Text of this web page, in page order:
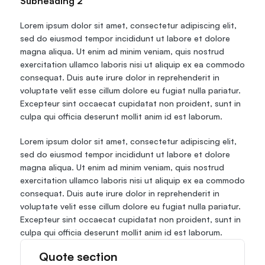
Lorem ipsum dolor sit amet, consectetur adipiscing elit,
sed do eiusmod tempor incididunt ut labore et dolore
magna aliqua. Ut enim ad minim veniam, quis nostrud
exercitation ullamco laboris nisi ut aliquip ex ea commodo
consequat. Duis aute irure dolor in reprehenderit in
voluptate velit esse cillum dolore eu fugiat nulla pariatur.
Excepteur sint occaecat cupidatat non proident, sunt in
culpa qui officia deserunt mollit anim id est laborum.
Lorem ipsum dolor sit amet, consectetur adipiscing elit,
sed do eiusmod tempor incididunt ut labore et dolore
magna aliqua. Ut enim ad minim veniam, quis nostrud
exercitation ullamco laboris nisi ut aliquip ex ea commodo
consequat. Duis aute irure dolor in reprehenderit in
voluptate velit esse cillum dolore eu fugiat nulla pariatur.
Excepteur sint occaecat cupidatat non proident, sunt in
culpa qui officia deserunt mollit anim id est laborum.
Quote section